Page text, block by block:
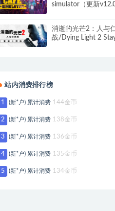
simulator（更新
消逝的光芒2：人与
战/Dying Light 2
站内消费排行榜
1 (新*户) 累计消费 144金币
2 (新*户) 累计消费 138金币
3 (新*户) 累计消费 136金币
4 (新*户) 累计消费 135金币
5 (新*户) 累计消费 134金币